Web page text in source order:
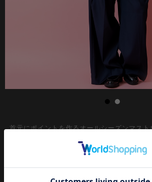
首元にポイントを作るオールシーズンマス
ェーンに調節しろを約５cm程度持たせたメ
ずユニセックスで取り入れられるギミックが